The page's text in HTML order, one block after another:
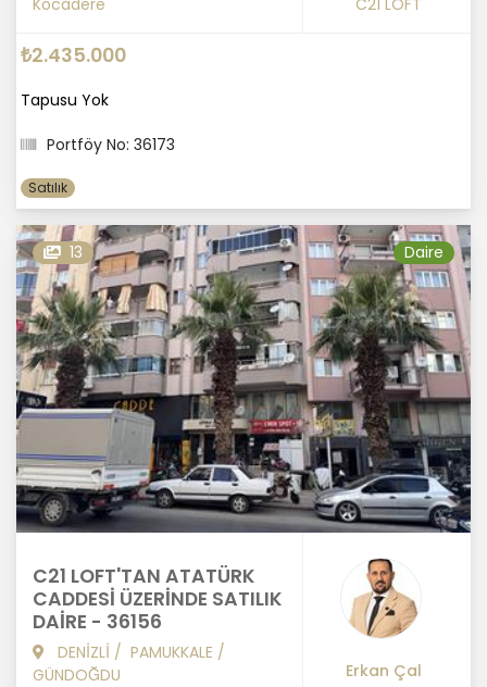
₺2.435.000
Tapusu Yok
Portföy No: 36173
Satılık
13 Daire
C21 LOFT'TAN ATATÜRK
CADDESİ ÜZERİNDE SATILIK
DAİRE - 36156
DENİZLİ / PAMUKKALE /
GÜNDOĞDU
Erkan Çal